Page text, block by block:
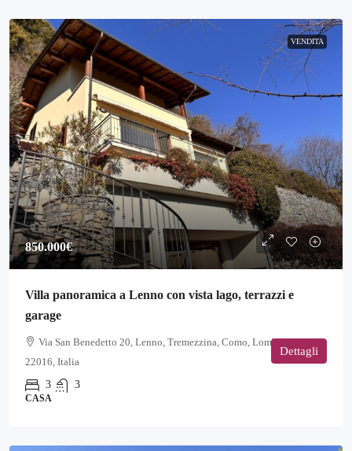
VENDITA
850.000€
Villa panoramica a Lenno con vista lago, terrazzi e
garage
Via San Benedetto 20, Lenno, Tremezzina, Como, Lombardia,
22016, Italia
3
3
CASA
Dettagli